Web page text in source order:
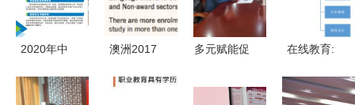
2020年中
大学涉外学
澳洲2017
多元赋能促
校召开非学
在线教育:
风口离我们